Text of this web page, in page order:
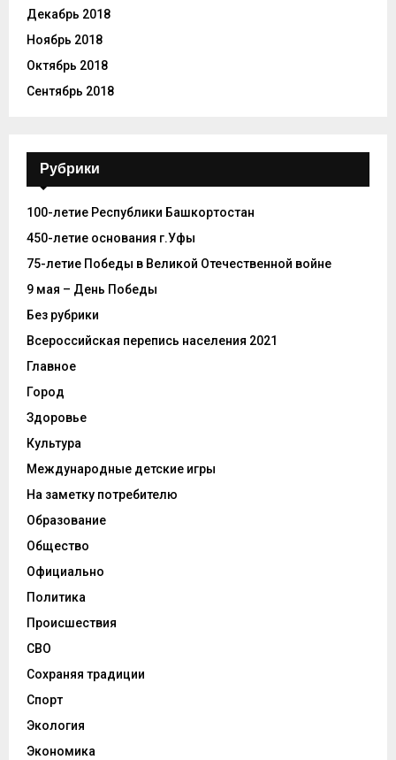
Декабрь 2018
Ноябрь 2018
Октябрь 2018
Сентябрь 2018
Рубрики
100-летие Республики Башкортостан
450-летие основания г.Уфы
75-летие Победы в Великой Отечественной войне
9 мая – День Победы
Без рубрики
Всероссийская перепись населения 2021
Главное
Город
Здоровье
Культура
Международные детские игры
На заметку потребителю
Образование
Общество
Официально
Политика
Происшествия
СВО
Сохраняя традиции
Спорт
Экология
Экономика